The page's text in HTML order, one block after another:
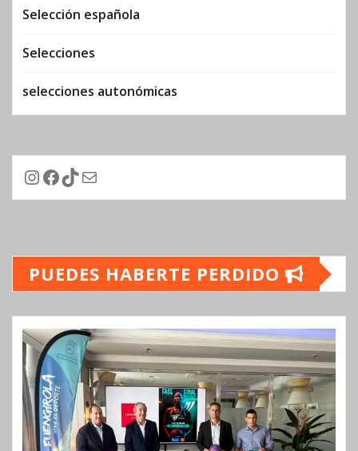
Selección española
Selecciones
selecciones autonómicas
Instagram
Facebook
TikTok
Correo electrónico
PUEDES HABERTE PERDIDO